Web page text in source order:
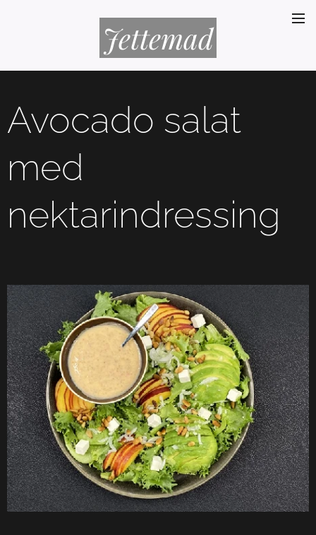
Jettemad
Avocado salat
med
nektarindressing